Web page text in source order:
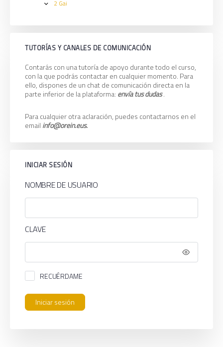
Expand
7.
grupo
2 Gai
TUTORÍAS Y CANALES DE COMUNICACIÓN
Contarás con una tutoría de apoyo durante todo el curso,
con la que podrás contactar en cualquier momento. Para
ello, dispones de un chat de comunicación directa en la
parte inferior de la plataforma: envía tus dudas.
Para cualquier otra aclaración, puedes contactarnos en el
email info@orein.eus.
INICIAR SESIÓN
NOMBRE DE USUARIO
CLAVE
RECUÉRDAME